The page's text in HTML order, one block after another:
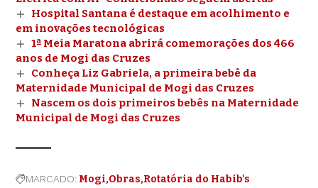
Hospital Santana é destaque em acolhimento e
em inovações tecnológicas
1ª Meia Maratona abrirá comemorações dos 466
anos de Mogi das Cruzes
Conheça Liz Gabriela, a primeira bebê da
Maternidade Municipal de Mogi das Cruzes
Nascem os dois primeiros bebês na Maternidade
Municipal de Mogi das Cruzes
MARCADO: Mogi Obras Rotatória do Habib's